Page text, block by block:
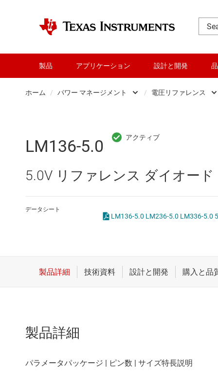
製品 アプリケーション 設計と開発
ホーム / パワー マネージメント
RF とマイクロ波
インターフェイス
クロックとタイミング
/ 電圧リファレンス
DDR
LED
LM136-5.0
5.0V リファレンス ダイオード
データシート
LM136-5.0
製品詳細